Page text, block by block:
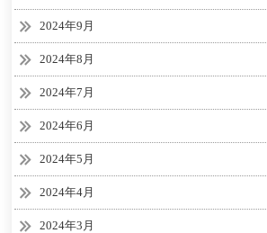
2024年9月
2024年8月
2024年7月
2024年6月
2024年5月
2024年4月
2024年3月